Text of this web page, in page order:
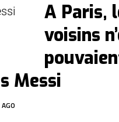
A Paris,
voisins
Messi